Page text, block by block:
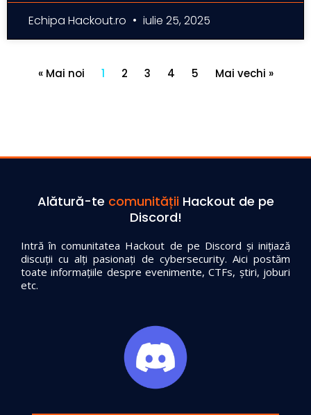
Echipa Hackout.ro iulie 25, 2025
« Mai noi 1 2 3 4 5 Mai vechi »
Alătură-te comunității Hackout de pe
Discord!
Intră în comunitatea Hackout de pe Discord și inițiază
discuții cu alți pasionați de cybersecurity. Aici postăm
toate informațiile despre evenimente, CTFs, știri, joburi
etc.